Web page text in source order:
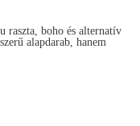
raszta, boho és alternatív
alapdarab, hanem